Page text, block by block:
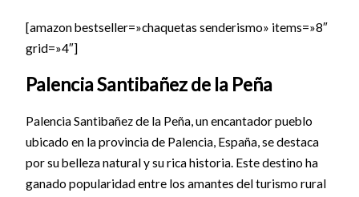
[amazon bestseller=»chaquetas senderismo» items=»8″
grid=»4″]
Palencia Santibañez de la Peña
Palencia Santibañez de la Peña, un encantador pueblo
ubicado en la provincia de Palencia, España, se destaca
por su belleza natural y su rica historia. Este destino ha
ganado popularidad entre los amantes del turismo rural